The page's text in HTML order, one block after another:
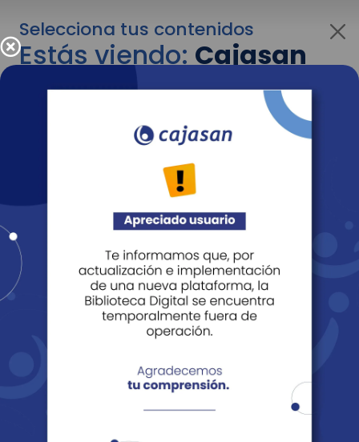
Selecciona tus contenidos
Estás viendo:Cajasan
corporativo
Para cambiar al contenido de tu interés más
adelante recuerda utilizar el menú
Entendido